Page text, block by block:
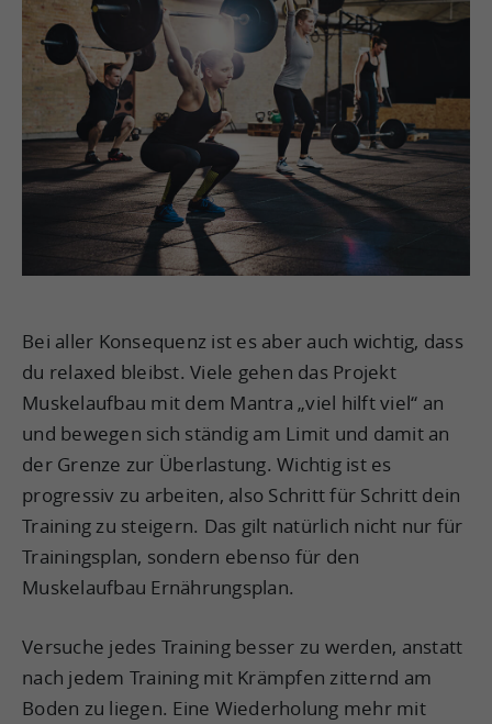
Bei aller Konsequenz ist es aber auch wichtig, dass
du relaxed bleibst. Viele gehen das Projekt
Muskelaufbau mit dem Mantra „viel hilft viel“ an
und bewegen sich ständig am Limit und damit an
der Grenze zur Überlastung. Wichtig ist es
progressiv zu arbeiten, also Schritt für Schritt dein
Training zu steigern. Das gilt natürlich nicht nur für
Trainingsplan, sondern ebenso für den
Muskelaufbau Ernährungsplan.
Versuche jedes Training besser zu werden, anstatt
nach jedem Training mit Krämpfen zitternd am
Boden zu liegen. Eine Wiederholung mehr mit